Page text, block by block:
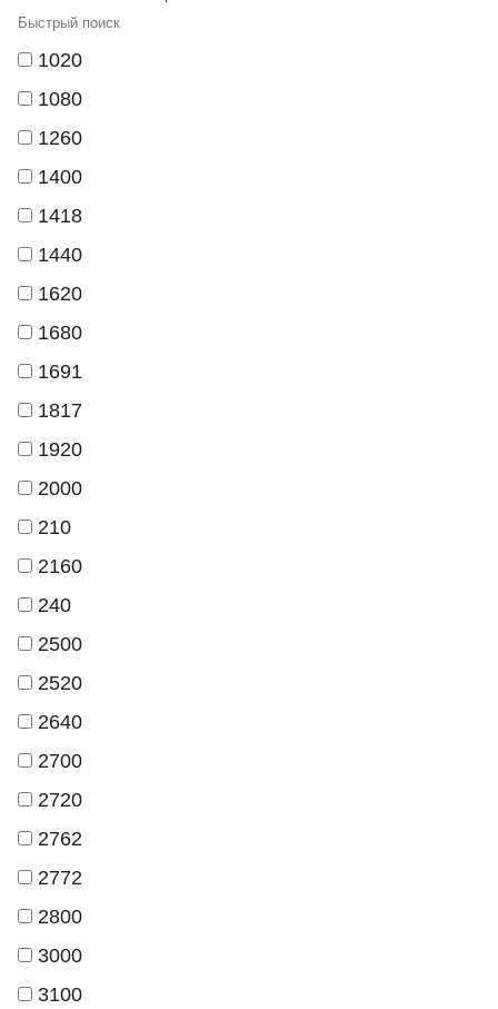
1020
1080
1260
1400
1418
1440
1620
1680
1691
1817
1920
2000
210
2160
240
2500
2520
2640
2700
2720
2762
2772
2800
3000
3100